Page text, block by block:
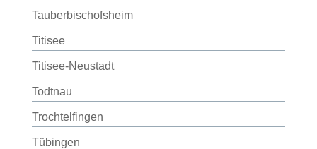
Tauberbischofsheim
Titisee
Titisee-Neustadt
Todtnau
Trochtelfingen
Tübingen